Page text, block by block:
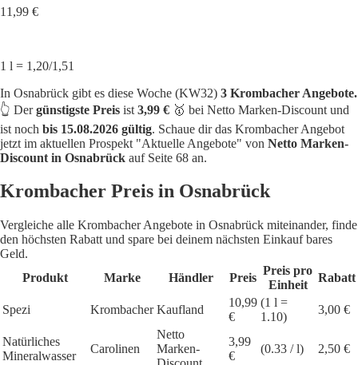
11,99 €
1 l = 1,20/1,51
In Osnabrück gibt es diese Woche (KW32) 3 Krombacher Angebote.
👆 Dergünstigste Preis ist 3,99 € 🥇 bei Netto Marken-Discount und
ist noch bis 15.08.2026 gültig. Schaue dir das Krombacher Angebot
jetzt im aktuellen Prospekt "Aktuelle Angebote" von Netto Marken-
Discount in Osnabrück auf Seite 68 an.
Krombacher Preis in Osnabrück
Vergleiche alle Krombacher Angebote in Osnabrück miteinander, finde
den höchsten Rabatt und spare bei deinem nächsten Einkauf bares
Geld.
Produkt
Marke Händler Preis
Preis pro
Einheit
Rabatt
Spezi Krombacher Kaufland
10,99
€
(1 l =
1.10)
3,00 €
Natürliches
Mineralwasser
Carolinen
Netto
Marken-
3,99
€
(0.33 / l) 2,50 €